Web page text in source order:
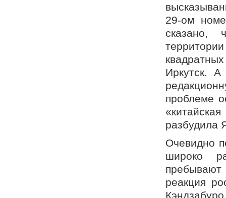
29-ом
сказано,
Иркутск. А
проблеме
разбудила
Очевидно
широко
пребывают
реакция